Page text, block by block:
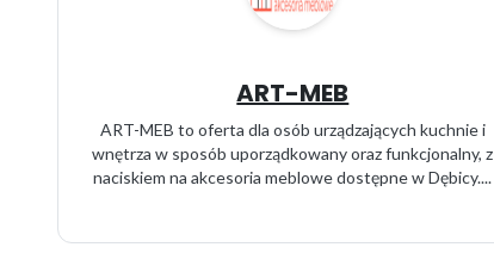
ART-MEB
ART-MEB to oferta dla osób urządzających kuchnie i
wnętrza w sposób uporządkowany oraz funkcjonalny, z
naciskiem na akcesoria meblowe dostępne w Dębicy....